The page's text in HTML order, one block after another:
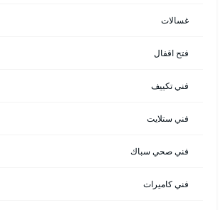
غسالات
فتح اقفال
فني تكييف
فني ستلايت
فني صحي سباك
فني كاميرات